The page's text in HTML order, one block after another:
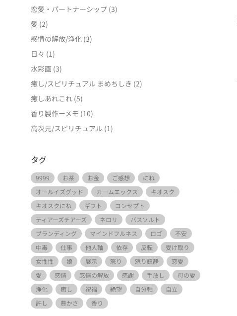
恋愛・パートナーシップ (3)
愛 (2)
感情の解放/浄化 (3)
日々 (1)
水彩画 (3)
癒し/スピリチュアル まめちしき (2)
癒しあれこれ (5)
香り製作ーメモ (10)
高次元/スピリチュアル (1)
タグ
9999 お茶 お金 ご感想
にね
オールイズグッド
カームエックス
キオスク
キオスクにね
ギフト
コンセプト
ティアーズチアーズ
ネロリ
バスソルト
ブランディング
マインドフルネス ロゴ
不安
中毒
仕事 他人軸 依存 反転
受け取り
女性性
娘 展示 怒り 怒り鎮静
恋愛
愛
感情 感情の解放 感謝 手放し
母の愛
浄化
癒し 祝福 絶望 自分軸
自立
許し
豊かさ 香り